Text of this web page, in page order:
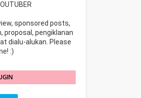
sponsored posts,
proposal, pengiklanan
dialu-alukan. Please
:)